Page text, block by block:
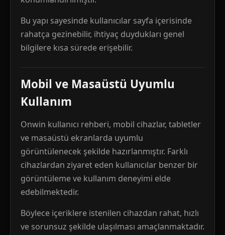
Bu yapı sayesinde kullanıcılar sayfa içerisinde
rahatça gezinebilir, ihtiyaç duydukları genel
bilgilere kısa sürede erişebilir.
Mobil ve Masaüstü Uyumlu
Kullanım
Onwin kullanıcı rehberi, mobil cihazlar, tabletler
ve masaüstü ekranlarda uyumlu
görüntülenecek şekilde hazırlanmıştır. Farklı
cihazlardan ziyaret eden kullanıcılar benzer bir
görüntüleme ve kullanım deneyimi elde
edebilmektedir.
Böylece içeriklere istenilen cihazdan rahat, hızlı
ve sorunsuz şekilde ulaşılması amaçlanmaktadır.